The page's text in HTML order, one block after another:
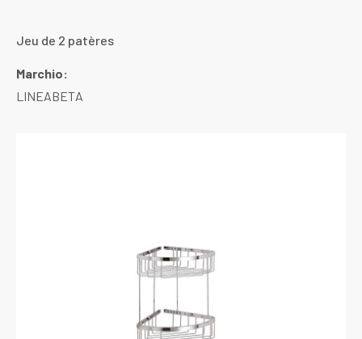
Jeu de 2 patères
Marchio:
LINEABETA